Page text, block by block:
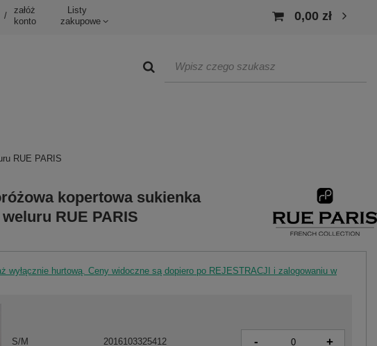
/
załóż
konto
Listy
zakupowe
0,00 zł
RUE PARIS
kopertowa sukienka
RUE PARIS
wyłącznie hurtową. Ceny widoczne są dopiero po REJESTRACJI i zalogowaniu w
S/M 2016103325412 - +